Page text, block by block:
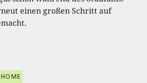
einen großen Schritt auf